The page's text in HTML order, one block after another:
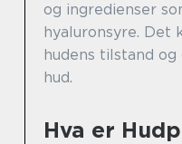
og ingredienser
hyaluronsyre. Det
hudens tilstand
hud.
Hva er